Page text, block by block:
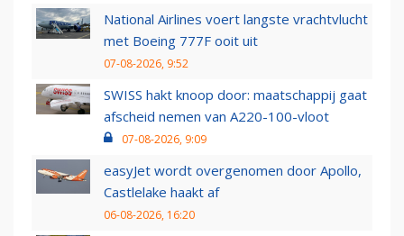
National Airlines voert langste vrachtvlucht
met Boeing 777F ooit uit
07-08-2026, 9:52
SWISS hakt knoop door: maatschappij gaat
afscheid nemen van A220-100-vloot
07-08-2026, 9:09
easyJet wordt overgenomen door Apollo,
Castlelake haakt af
06-08-2026, 16:20